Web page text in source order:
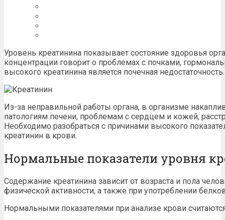
Уровень креатинина показывает состояние здоровья
концентрации говорит о проблемах с почками,
высокого креатинина является почечная недостаточность.
Из-за неправильной работы органа, в организме
патологиям печени, проблемам с сердцем и кожей,
Необходимо разобраться с причинами высокого
креатинин в крови.
Нормальные показатели уровня
Содержание креатинина зависит от возраста и пола
физической активности, а также при употреблении
Нормальными показателями при анализе крови